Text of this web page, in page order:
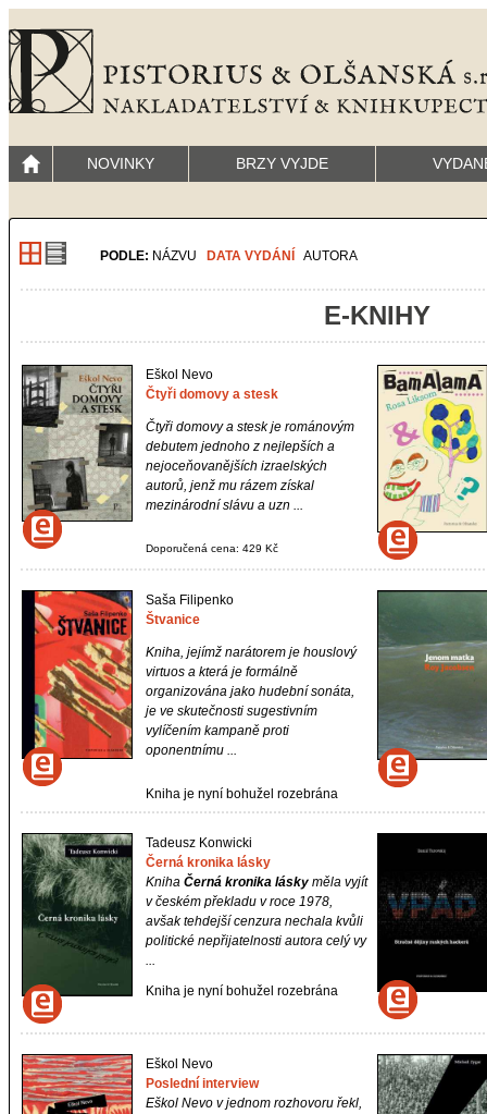
NOVINKY BRZY VYJDE
PODLE: NÁZVU DATA VYDÁNÍ AUTORA
E-KNIHY
Eškol Nevo
Čtyři domovy a stesk
Čtyři domovy a steskje románovým
debutem jednoho z nejlepších a
nejoceňovanějších izraelských
autorů, jenž mu rázem získal
mezinárodní slávu a uzn ...
Doporučená cena: 429 Kč
Saša Filipenko
Štvanice
Kniha, jejímž narátorem je houslový
virtuos a která je formálně
organizována jako hudební sonáta,
je ve skutečnosti sugestivním
vylíčením kampaně proti
oponentnímu ...
Kniha je nyní bohužel rozebrána
Tadeusz Konwicki
Černá kronika lásky
Kniha Černá kronika lásky měla vyjít
v českém překladu v roce 1978,
avšak tehdejší cenzura nechala kvůli
politické nepřijatelnosti autora celý vy
...
Kniha je nyní bohužel rozebrána
Eškol Nevo
Poslední interview
Eškol Nevo v jednom rozhovoru řekl,